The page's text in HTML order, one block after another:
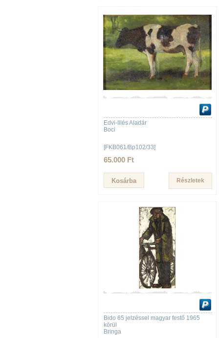
Edvi-Illés Aladár
Boci
[FKB061/Bp102/33]
65.000 Ft
Részletek
Bido 65 jelzéssel magyar festő 1965
körül
Bringa